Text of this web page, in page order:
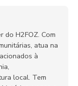
do H2FOZ. Com
atua na
à
local. Tem